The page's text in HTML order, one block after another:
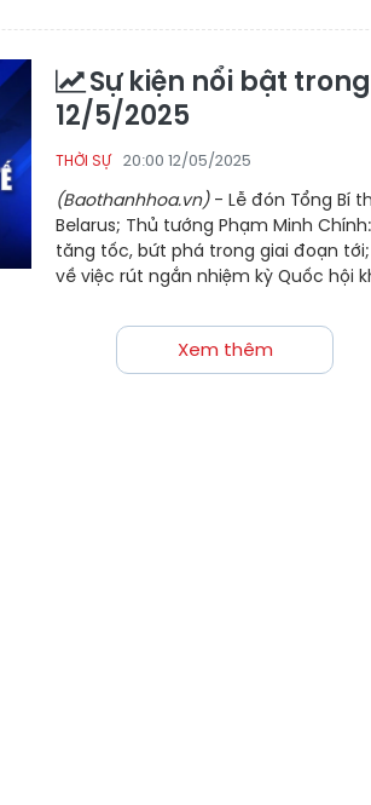
Sự kiện nổi bật
12/5/2025
THỜI SỰ 20:00 12/05/2025
(Baothanhhoa.vn)- Lễ đón Tổng Bí
Belarus; Thủ tướng Phạm Minh
tăng tốc, bứt phá trong giai đoạn
về việc rút ngắn nhiệm kỳ Quốc hội
Xem thêm